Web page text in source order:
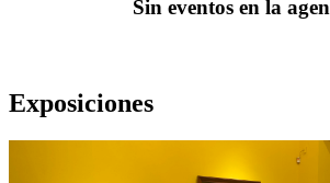
Sin eventos en la
Exposiciones